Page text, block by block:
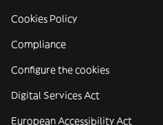
Cookies Policy
Compliance
Configure the cookies
Digital Services Act
European Accessibility Act